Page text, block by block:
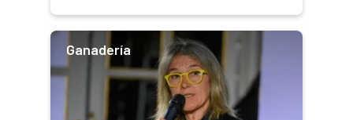
Ganadería